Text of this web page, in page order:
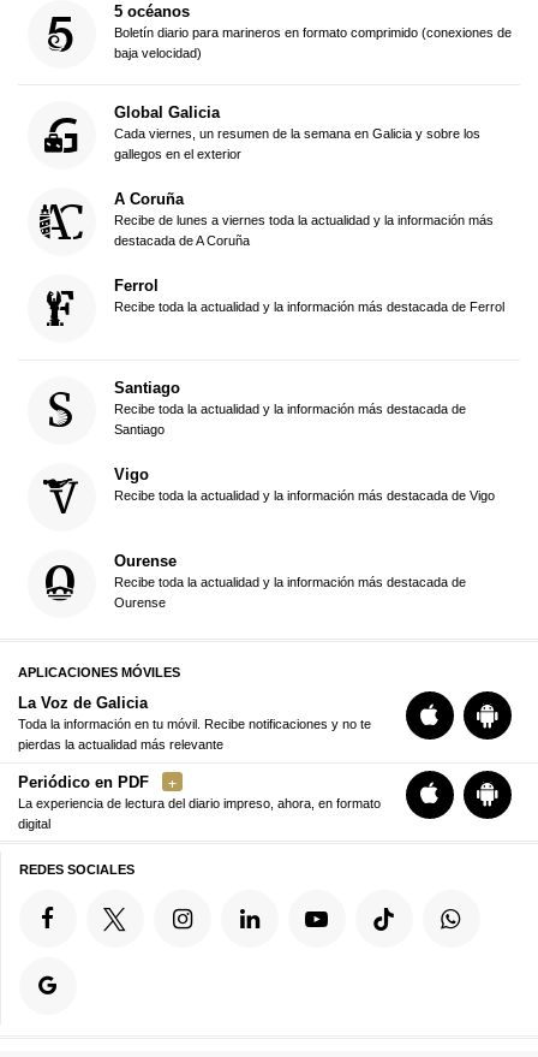
5 océanos
Boletín diario para marineros en formato comprimido (conexiones de
baja velocidad)
Global Galicia
Cada viernes, un resumen de la semana en Galicia y sobre los
gallegos en el exterior
A Coruña
Recibe de lunes a viernes toda la actualidad y la información más
destacada de A Coruña
Ferrol
Recibe toda la actualidad y la información más destacada de Ferrol
Santiago
Recibe toda la actualidad y la información más destacada de
Santiago
Vigo
Recibe toda la actualidad y la información más destacada de Vigo
Ourense
Recibe toda la actualidad y la información más destacada de
Ourense
APLICACIONES MÓVILES
La Voz de Galicia
Toda la información en tu móvil. Recibe notificaciones y no te
pierdas la actualidad más relevante
Periódico en PDF
La experiencia de lectura del diario impreso, ahora, en formato
digital
REDES SOCIALES